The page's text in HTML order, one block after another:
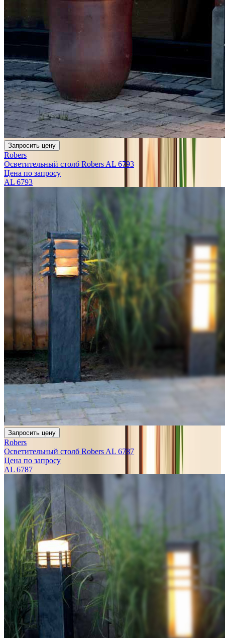
Запросить цену
Robers
Осветительный столб Robers AL 6793
Цена по запросу
AL 6793
Запросить цену
Robers
Осветительный столб Robers AL 6787
Цена по запросу
AL 6787